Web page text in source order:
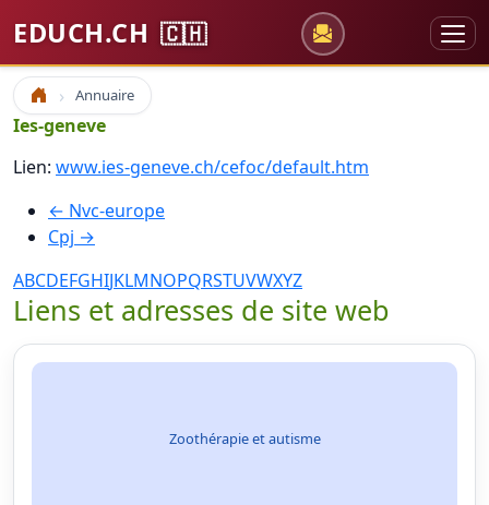
EDUCH.CH 🇨🇭
Accueil Annuaire
Ies-geneve
Lien: www.ies-geneve.ch/cefoc/default.htm
← Nvc-europe
Cpj →
ABCDEFGHIJKLMNOPQRSTUVWXYZ
Liens et adresses de site web
Zoothérapie et autisme